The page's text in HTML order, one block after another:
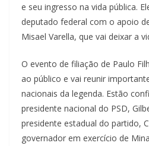
e seu ingresso na vida pública.
deputado federal com o apoio
Misael Varella, que vai deixar a
O evento de filiação de Paulo
ao público e vai reunir
nacionais da legenda. Estão
presidente nacional do PSD,
presidente estadual do partido,
governador em exercício de